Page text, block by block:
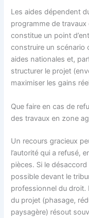
Les aides dépendent
programme de travaux
constitue un point
construire un scénario
aides nationales et,
structurer le projet
maximiser les gains
Que faire en cas de
des travaux en zone
Un recours gracieux
l’autorité qui a refusé,
pièces. Si le
possible devant le
professionnel du droit.
du projet (phasage,
paysagère) résout